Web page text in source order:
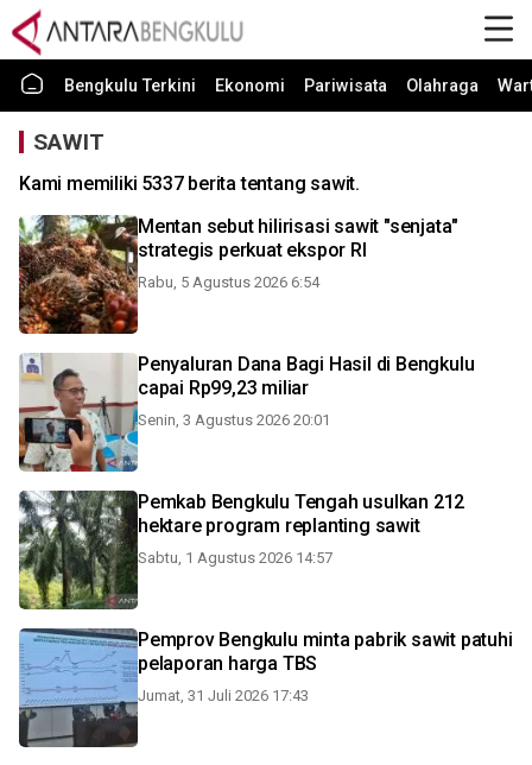
Bengkulu Terkini Ekonomi Pariwisata Olahraga
SAWIT
Kami memiliki 5337 berita tentang sawit.
Mentan sebut hilirisasi sawit "senjata"
strategis perkuat ekspor RI
Rabu, 5 Agustus 2026 6:54
Penyaluran Dana Bagi Hasil di Bengkulu
capai Rp99,23 miliar
Senin, 3 Agustus 2026 20:01
Pemkab Bengkulu Tengah usulkan 212
hektare program replanting sawit
Sabtu, 1 Agustus 2026 14:57
Pemprov Bengkulu minta pabrik sawit patuhi
pelaporan harga TBS
Jumat, 31 Juli 2026 17:43